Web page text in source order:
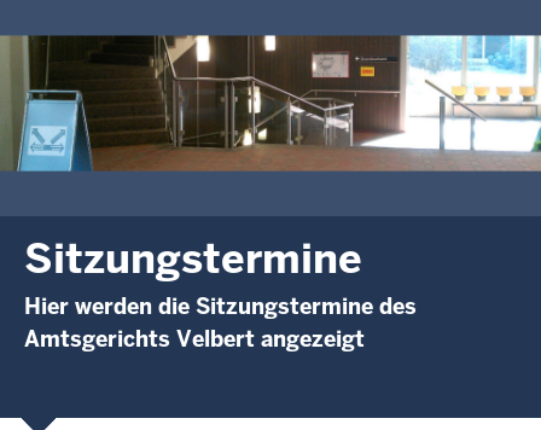
Sitzungstermine
Hier werden die Sitzungstermine des
Amtsgerichts Velbert angezeigt